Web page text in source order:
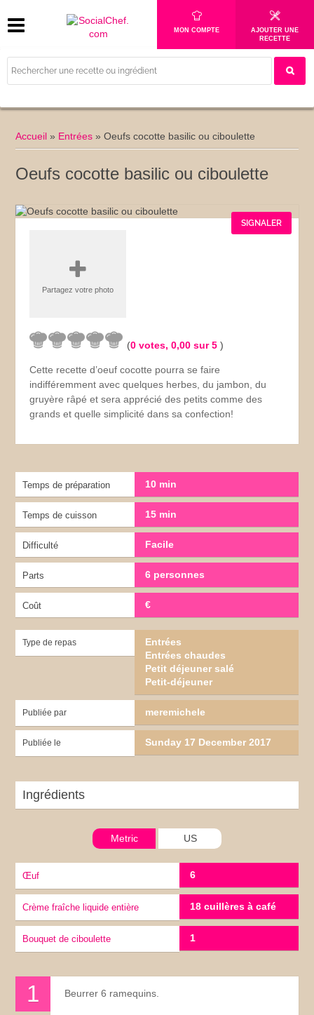
MON COMPTE
AJOUTER UNE
RECETTE
Accueil » Entrées »Oeufs cocotte basilic ou ciboulette
Oeufs cocotte basilic ou ciboulette
SIGNALER
Partagez votre photo
(0 votes,0,00 sur 5)
Cette recette d’oeuf cocotte pourra se faire
indifféremment avec quelques herbes, du jambon, du
gruyère râpé et sera apprécié des petits comme des
grands et quelle simplicité dans sa confection!
Temps de préparation 10 min
Temps de cuisson 15 min
Difficulté Facile
Parts 6 personnes
Coût €
Type de repas
Entrées
Entrées chaudes
Petit déjeuner salé
Petit-déjeuner
Publiée par meremichele
Publiée le Sunday 17 December 2017
Ingrédients
Metric US
œuf 6
Crème fraîche liquide entière 18 cuillères à café
Bouquet de ciboulette 1
Beurrer 6 ramequins.